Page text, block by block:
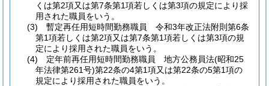
くは第2項又は第7条第1項若しくは第3項の規定により採
用された職員をいう。
(3)
暫定再任用短時間勤務職員 令和3年改正法附則第6条
第1項若しくは第2項又は第7条第1項若しくは第3項の規
定により採用された職員をいう。
(4)
定年前再任用短時間勤務職員 地方公務員法(昭和25
年法律第261号)第22条の4第1項又は第22条の5第1項の
規定により採用された職員をいう。